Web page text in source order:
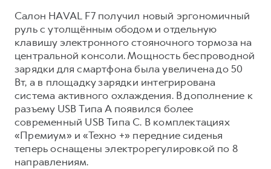
Салон HAVAL F7 получил новый эргономичный
руль с утолщённым ободом и отдельную
клавишу электронного стояночного тормоза на
центральной консоли. Мощность беспроводной
зарядки для смартфона была увеличена до 50
Вт, а в площадку зарядки интегрирована
система активного охлаждения. В дополнение к
разъему USB Типа A появился более
современный USB Типа C. В комплектациях
«Премиум» и «Техно +» передние сиденья
теперь оснащены электрорегулировкой по 8
направлениям.